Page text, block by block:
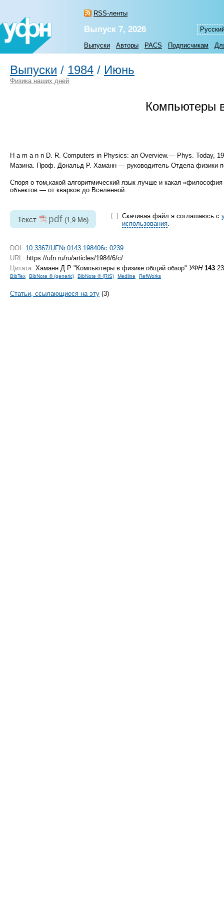
RSS-ленты
Выпуск 7, 2026
Выпуски Авторы PACS Подписчикам
Выпуски / 1984 / Июнь
Физика наших дней
Компьютеры
Н a m a n n D. R. Computers in Physics: an Overview.— Phys.
Мазина. Проф. Дональд Р. Хаманн — руководитель Отдела
Споря о том,какой алгоритмический язык лучше и какая
объектов — от кварков до Вселенной.
Текст pdf (1,9 Мб)
Скачивая файл я соглашаюсь с
использования.
DOI: 10.3367/UFNr.0143.198406c.0239
URL: https://ufn.ru/ru/articles/1984/6/c/
Цитата: Хаманн Д Р "Компьютеры в физике:общий обзор" УФН 143
BibTex BibNote ® (generic) BibNote ® (RIS) Medline RefWorks
Статьи, ссылающиеся на эту (3)